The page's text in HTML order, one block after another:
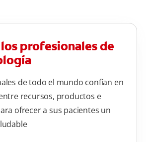
profesionales de
de todo el mundo confían en
recursos, productos e
ofrecer a sus pacientes un